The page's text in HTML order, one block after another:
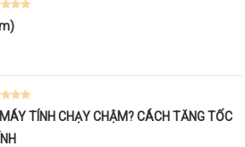
MÁY TÍNH CHẠY CHẬM? CÁCH TĂNG TỐC